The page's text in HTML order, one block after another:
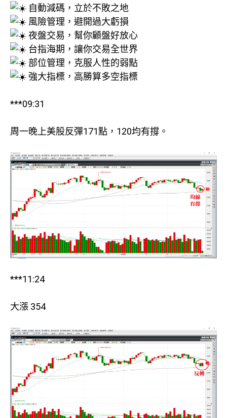
自動減碼，立於不敗之地
風險管理，避開過大虧損
夜盤交易，幫你顧盤好放心
台指海期，讓你交易全世界
部位管理，克服人性的弱點
強大指標，高勝算多空指標
***09:31
周一晚上美股反彈171點，120均有撐。
***11:24
大漲 354